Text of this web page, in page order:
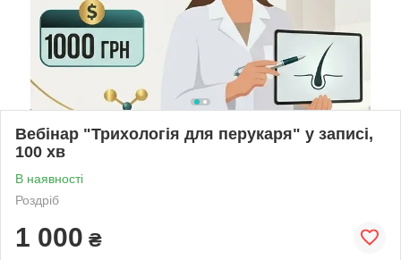
Вебінар "Трихологія для перукаря" у записі,
100 хв
В наявності
Роздріб
1 000 ₴